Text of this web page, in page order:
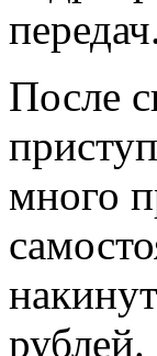
После
много